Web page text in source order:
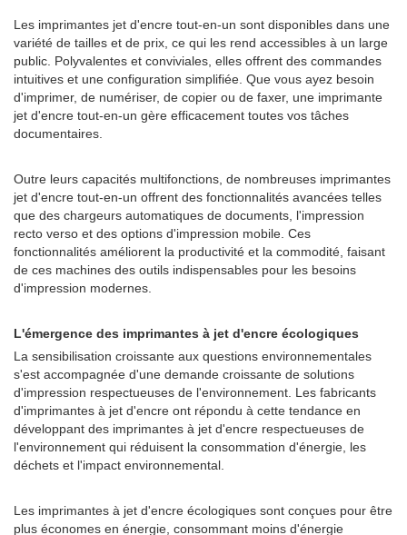
Les imprimantes jet d'encre tout-en-un sont disponibles dans une
variété de tailles et de prix, ce qui les rend accessibles à un large
public. Polyvalentes et conviviales, elles offrent des commandes
intuitives et une configuration simplifiée. Que vous ayez besoin
d'imprimer, de numériser, de copier ou de faxer, une imprimante
jet d'encre tout-en-un gère efficacement toutes vos tâches
documentaires.
Outre leurs capacités multifonctions, de nombreuses imprimantes
jet d'encre tout-en-un offrent des fonctionnalités avancées telles
que des chargeurs automatiques de documents, l'impression
recto verso et des options d'impression mobile. Ces
fonctionnalités améliorent la productivité et la commodité, faisant
de ces machines des outils indispensables pour les besoins
d'impression modernes.
L'émergence des imprimantes à jet d'encre écologiques
La sensibilisation croissante aux questions environnementales
s'est accompagnée d'une demande croissante de solutions
d'impression respectueuses de l'environnement. Les fabricants
d'imprimantes à jet d'encre ont répondu à cette tendance en
développant des imprimantes à jet d'encre respectueuses de
l'environnement qui réduisent la consommation d'énergie, les
déchets et l'impact environnemental.
Les imprimantes à jet d'encre écologiques sont conçues pour être
plus économes en énergie, consommant moins d'énergie